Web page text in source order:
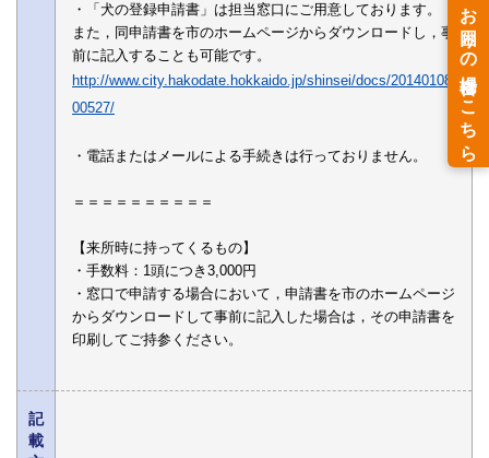
・「犬の登録申請書」は担当窓口にご用意しております。
また，同申請書を市のホームページからダウンロードし，事
前に記入することも可能です。
http://www.city.hakodate.hokkaido.jp/shinsei/docs/20140108
00527/
・電話またはメールによる手続きは行っておりません。
＝＝＝＝＝＝＝＝＝＝
【来所時に持ってくるもの】
・手数料：1頭につき3,000円
・窓口で申請する場合において，申請書を市のホームページ
からダウンロードして事前に記入した場合は，その申請書を
印刷してご持参ください。
記
載